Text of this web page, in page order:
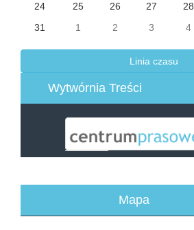
24
25 26 27 28
31
1 2 3 4
Linia czasu
Wytwórnia Treści
tel.:
Mapa